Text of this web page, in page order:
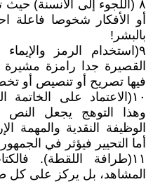
٨ (اللجوء إلى الأنسنة)
أو الأفكار شخوصا فاعلة
بالبشر!
٩(استخدام الرمز
القصيرة جدا رامزة
فيها تصريح أو تنصيص أو
١٠(الاعتماد على
وهذا التوهج يجعل النص
الوظيفة النقدية والمهمة
أما التحيير فيؤثر في
١١(طرافة اللقطة).
المشاهد، بل يركز على